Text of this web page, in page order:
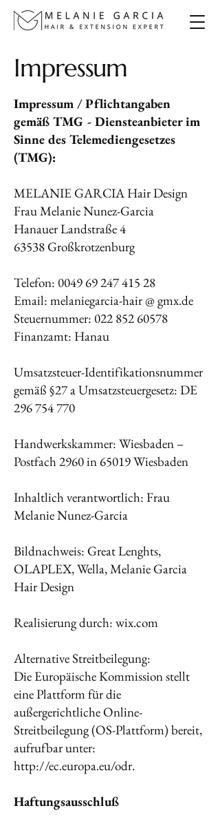
Impressum
Impressum / Pflichtangaben
gemäß TMG - Diensteanbieter im
Sinne des Telemediengesetzes
(TMG):
MELANIE GARCIA Hair Design
Frau Melanie Nunez-Garcia
Hanauer Landstraße 4
63538 Großkrotzenburg
Telefon: 0049 69 247 415 28
Email: melaniegarcia-hair @ gmx.de
Steuernummer: 022 852 60578
Finanzamt: Hanau
Umsatzsteuer-Identifikationsnummer
gemäß §27 a Umsatzsteuergesetz: DE
296 754 770
Handwerkskammer: Wiesbaden –
Postfach 2960 in 65019 Wiesbaden
Inhaltlich verantwortlich: Frau
Melanie Nunez-Garcia
Bildnachweis: Great Lenghts,
OLAPLEX, Wella, Melanie Garcia
Hair Design
Realisierung durch: wix.com
Alternative Streitbeilegung:
Die Europäische Kommission stellt
eine Plattform für die
außergerichtliche Online-
Streitbeilegung (OS-Plattform) bereit,
aufrufbar unter:
http://ec.europa.eu/odr.
Haftungsausschluß